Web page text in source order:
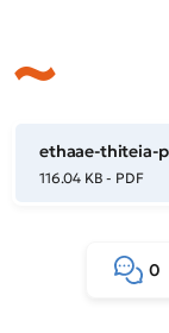
ethaae-thiteia-
116.04 KB - PDF
0